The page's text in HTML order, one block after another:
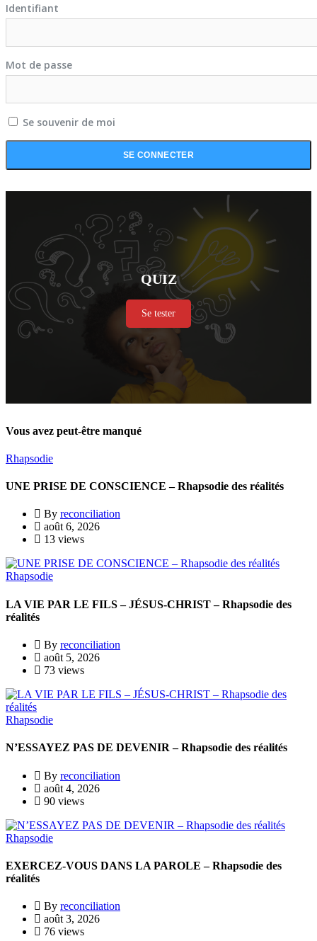
Identifiant
Mot de passe
Se souvenir de moi
QUIZ
Se tester
Vous avez peut-être manqué
Rhapsodie
UNE PRISE DE CONSCIENCE – Rhapsodie des réalités
By reconciliation
août 6, 2026
13 views
Rhapsodie
LA VIE PAR LE FILS – JÉSUS-CHRIST – Rhapsodie des
réalités
By reconciliation
août 5, 2026
73 views
Rhapsodie
N’ESSAYEZ PAS DE DEVENIR – Rhapsodie des réalités
By reconciliation
août 4, 2026
90 views
Rhapsodie
EXERCEZ-VOUS DANS LA PAROLE – Rhapsodie des
réalités
By reconciliation
août 3, 2026
76 views